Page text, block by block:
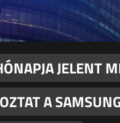
JELENT
A